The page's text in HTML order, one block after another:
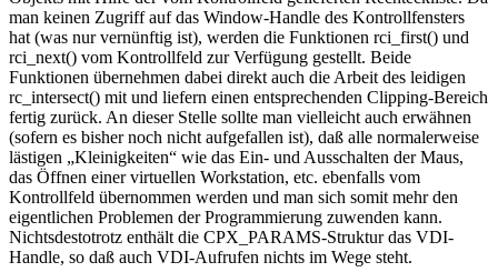
man keinen Zugriff auf das Window-Handle des Kontrollfensters
hat (was nur vernünftig ist), werden die Funktionen rci_first() und
rci_next() vom Kontrollfeld zur Verfügung gestellt. Beide
Funktionen übernehmen dabei direkt auch die Arbeit des leidigen
rc_intersect() mit und liefern einen entsprechenden Clipping-Bereich
fertig zurück. An dieser Stelle sollte man vielleicht auch erwähnen
(sofern es bisher noch nicht aufgefallen ist), daß alle normalerweise
lästigen „Kleinigkeiten“ wie das Ein- und Ausschalten der Maus,
das Öffnen einer virtuellen Workstation, etc. ebenfalls vom
Kontrollfeld übernommen werden und man sich somit mehr den
eigentlichen Problemen der Programmierung zuwenden kann.
Nichtsdestotrotz enthält die CPX_PARAMS-Struktur das VDI-
Handle, so daß auch VDI-Aufrufen nichts im Wege steht.